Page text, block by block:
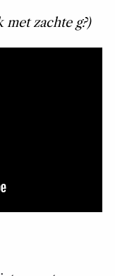
zachte g?)